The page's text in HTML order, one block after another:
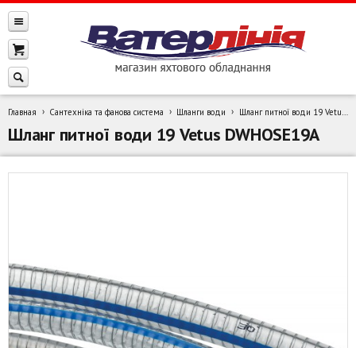
Главная Сантехніка та фанова система Шланги води Шланг питної води 19 Vetus DWHOSE19A
Шланг питної води 19 Vetus DWHOSE19A